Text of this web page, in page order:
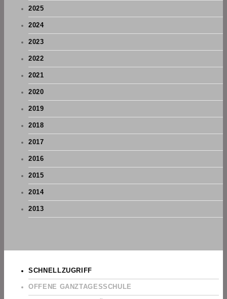
2025
2024
2023
2022
2021
2020
2019
2018
2017
2016
2015
2014
2013
SCHNELLZUGRIFF
OFFENE GANZTAGESSCHULE